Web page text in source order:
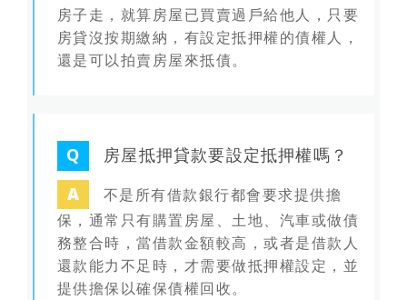
房子走，就算房屋已買賣過戶給他人，只要
房貸沒按期繳納，有設定抵押權的債權人，
還是可以拍賣房屋來抵債。
Q
房屋抵押貸款要設定抵押權嗎？
A
不是所有借款銀行都會要求提供擔
保 ，通常只有購置房屋、土地、汽車或做債
務整合時，當借款金額較高，或者是借款人
還款能力不足時，才需要做抵押權設定，並
提供擔保以確保債權回收。